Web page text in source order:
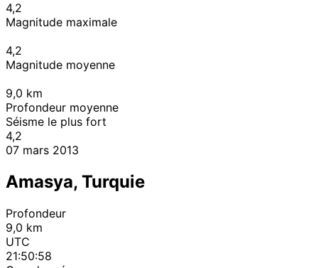
4,2
Magnitude maximale
4,2
Magnitude moyenne
9,0 km
Profondeur moyenne
Séisme le plus fort
4,2
07 mars 2013
Amasya, Turquie
Profondeur
9,0 km
UTC
21:50:58